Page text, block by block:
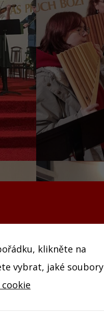
klikněte na
vybrat, jaké soubory